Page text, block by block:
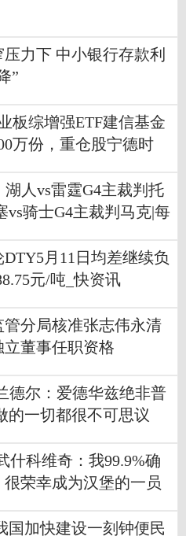
力下 中小银行存款利
”
板综增强ETF建信基金
万份，重仓股宁德时
人vs雷霆G4主裁判托
vs骑士G4主裁判马克|每
月11日均差继续负
元/吨_快资讯
管分局核准张志伟永清
董事任职资格
德尔：爱德华兹绝非普
的一切都很不可思议
什科维奇：我99.9%确
很荣幸成为汉堡的一员
国加快建设一刻钟便民